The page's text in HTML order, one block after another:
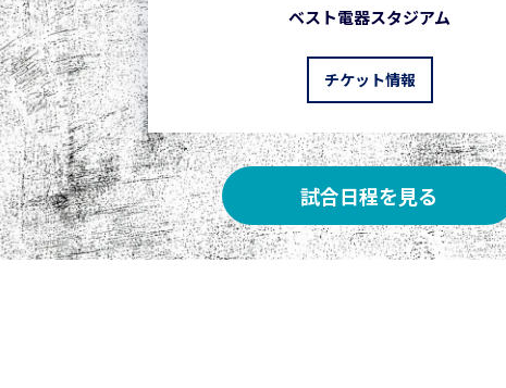
ベスト電器スタジアム
チケット情報
試合日程を見る